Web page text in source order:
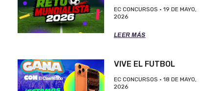
EC CONCURSOS
19 DE MAYO,
2026
LEER MÁS
VIVE EL FUTBOL
EC CONCURSOS
18 DE MAYO,
2026